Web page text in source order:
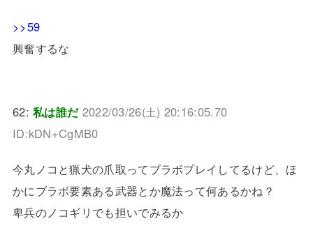
>>59
興奮するな
62:私は誰だ 2022/03/26(土) 20:16:05.70
ID:kDN+CgMB0
今丸ノコと猟犬の爪取ってブラボプレイしてるけど、ほ
かにブラボ要素ある武器とか魔法って何あるかね？
卑兵のノコギリでも担いでみるか